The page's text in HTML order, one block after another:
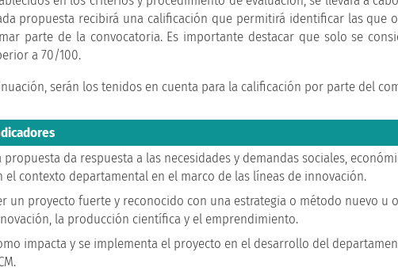
propuesta recibirá una calificación que permitirá identificar las que
parte de la convocatoria. Es importante destacar que solo se
a 70/100.
serán los tenidos en cuenta para la calificación por parte del
propuesta da respuesta a las necesidades y demandas sociales,
el contexto departamental en el marco de las líneas de innovación.
un proyecto fuerte y reconocido con una estrategia o método nuevo u
la producción científica y el emprendimiento.
impacta y se implementa el proyecto en el desarrollo del